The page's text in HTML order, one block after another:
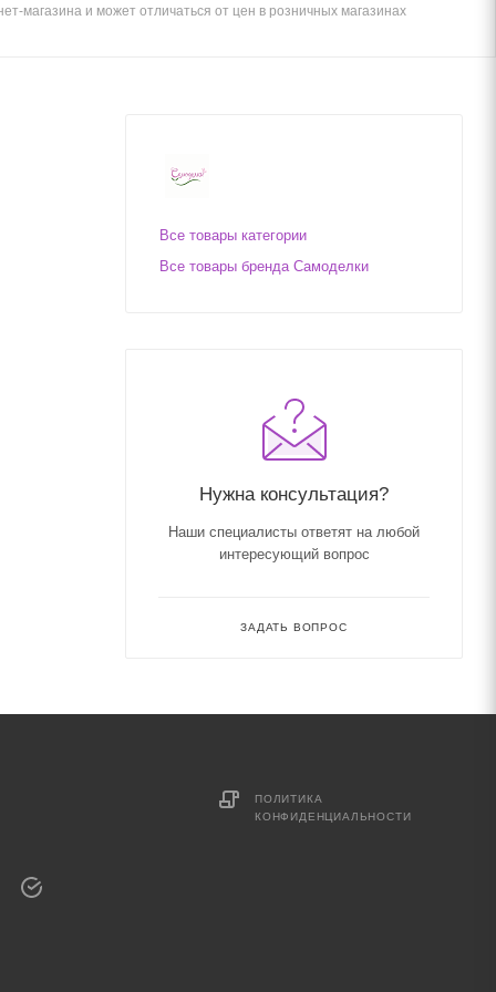
магазина и может отличаться от цен в розничных магазинах
Все товары категории
Все товары бренда Самоделки
Нужна консультация?
Наши специалисты ответят на любой
интересующий вопрос
ЗАДАТЬ ВОПРОС
ПОЛИТИКА
КОНФИДЕНЦИАЛЬНОСТИ